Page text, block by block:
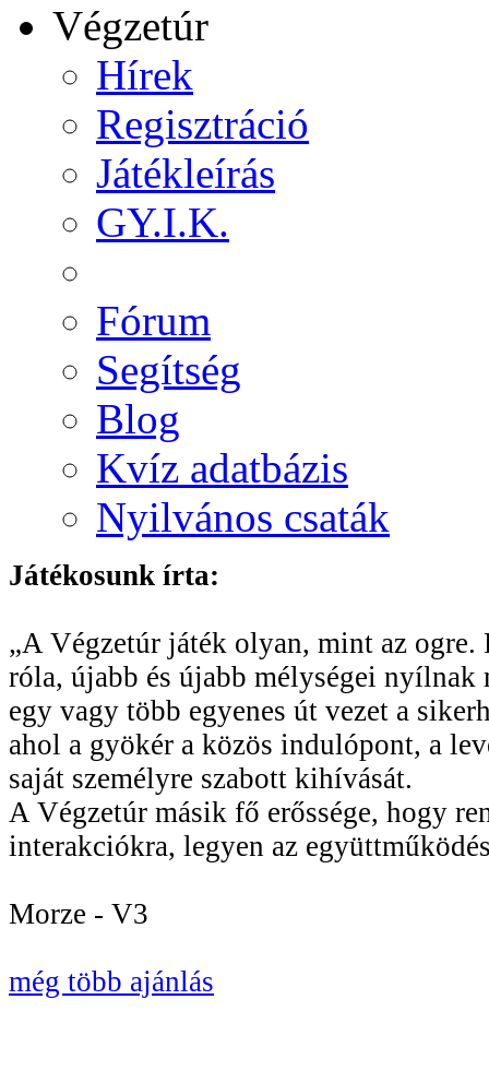
Végzetúr
Hírek
Regisztráció
Játékleírás
GY.I.K.
Fórum
Segítség
Blog
Kvíz adatbázis
Nyilvános csaták
Játékosunk írta:
„A Végzetúr játék olyan, mint az
róla, újabb és újabb mélységei
egy vagy több egyenes út vezet a
ahol a gyökér a közös indulópont, a
saját személyre szabott kihívását.
A Végzetúr másik fő erőssége, hogy
interakciókra, legyen az
Morze - V3
még több ajánlás